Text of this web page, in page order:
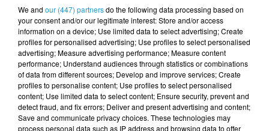
radar de ce type n’est aujourd’hui
homologué. L’origine de la confusion vient
d’une hypothèse inscrite dans un document
budgétaire antérieur, qui n’engageait en rien
une mise en œuvre concrète.
UN CADRE LÉGAL DÉJÀ PRÊT
Depuis 2023, le Code de la route autorise
We and our (447) partnersdo the following data processing based on
your consent and/or our legitimate interest: Store and/or access
information on a device; Use limited data to select advertising; Create
profiles for personalised advertising; Use profiles to select personalised
advertising; Measure advertising performance; Measure content
performance; Understand audiences through statistics or combinations
of data from different sources; Develop and improve services; Create
profiles to personalise content; Use profiles to select personalised
content; Use limited data to select content; Ensure security, prevent and
detect fraud, and fix errors; Deliver and present advertising and content;
Save and communicate privacy choices. These technologies may
process personal data such as IP address and browsing data to offer